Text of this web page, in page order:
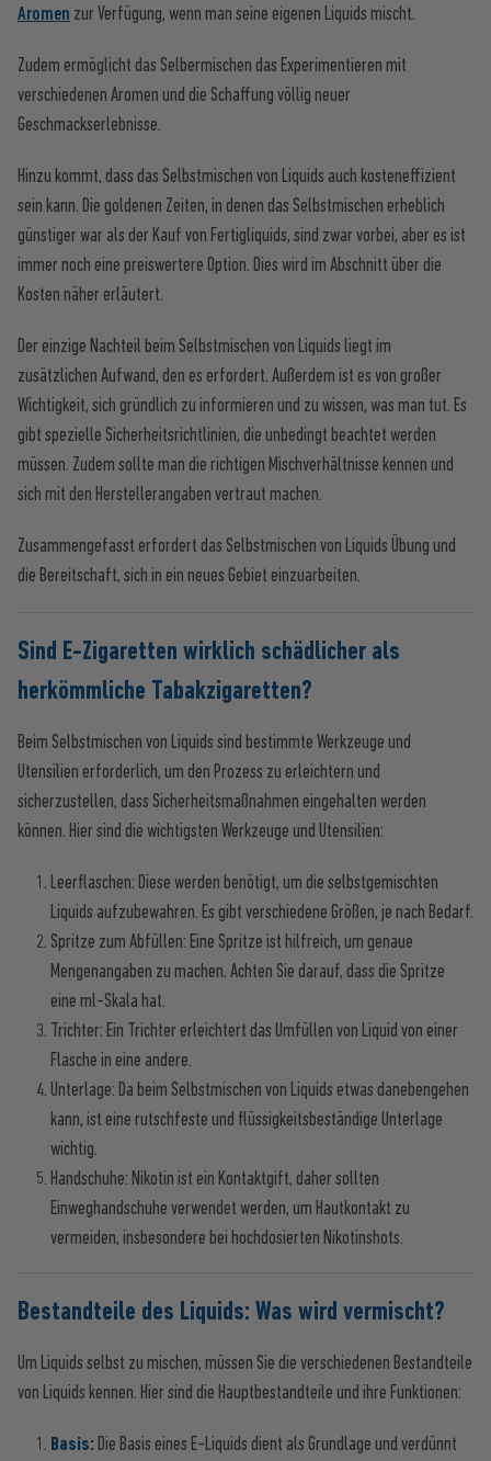
Aromen zur Verfügung, wenn man seine eigenen Liquids mischt.
Zudem ermöglicht das Selbermischen das Experimentieren mit
verschiedenen Aromen und die Schaffung völlig neuer
Geschmackserlebnisse.
Hinzu kommt, dass das Selbstmischen von Liquids auch kosteneffizient
sein kann. Die goldenen Zeiten, in denen das Selbstmischen erheblich
günstiger war als der Kauf von Fertigliquids, sind zwar vorbei, aber es ist
immer noch eine preiswertere Option. Dies wird im Abschnitt über die
Kosten näher erläutert.
Der einzige Nachteil beim Selbstmischen von Liquids liegt im
zusätzlichen Aufwand, den es erfordert. Außerdem ist es von großer
Wichtigkeit, sich gründlich zu informieren und zu wissen, was man tut. Es
gibt spezielle Sicherheitsrichtlinien, die unbedingt beachtet werden
müssen. Zudem sollte man die richtigen Mischverhältnisse kennen und
sich mit den Herstellerangaben vertraut machen.
Zusammengefasst erfordert das Selbstmischen von Liquids Übung und
die Bereitschaft, sich in ein neues Gebiet einzuarbeiten.
Sind E-Zigaretten wirklich schädlicher als
herkömmliche Tabakzigaretten?
Beim Selbstmischen von Liquids sind bestimmte Werkzeuge und
Utensilien erforderlich, um den Prozess zu erleichtern und
sicherzustellen, dass Sicherheitsmaßnahmen eingehalten werden
können. Hier sind die wichtigsten Werkzeuge und Utensilien:
Leerflaschen: Diese werden benötigt, um die selbstgemischten
Liquids aufzubewahren. Es gibt verschiedene Größen, je nach Bedarf.
Spritze zum Abfüllen: Eine Spritze ist hilfreich, um genaue
Mengenangaben zu machen. Achten Sie darauf, dass die Spritze
eine ml-Skala hat.
Trichter: Ein Trichter erleichtert das Umfüllen von Liquid von einer
Flasche in eine andere.
Unterlage: Da beim Selbstmischen von Liquids etwas danebengehen
kann, ist eine rutschfeste und flüssigkeitsbeständige Unterlage
wichtig.
Handschuhe: Nikotin ist ein Kontaktgift, daher sollten
Einweghandschuhe verwendet werden, um Hautkontakt zu
vermeiden, insbesondere bei hochdosierten Nikotinshots.
Bestandteile des Liquids: Was wird vermischt?
Um Liquids selbst zu mischen, müssen Sie die verschiedenen Bestandteile
von Liquids kennen. Hier sind die Hauptbestandteile und ihre Funktionen:
Basis: Die Basis eines E-Liquids dient als Grundlage und verdünnt